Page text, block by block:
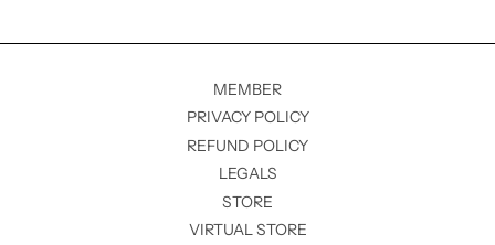
MEMBER
PRIVACY POLICY
REFUND POLICY
LEGALS
STORE
VIRTUAL STORE